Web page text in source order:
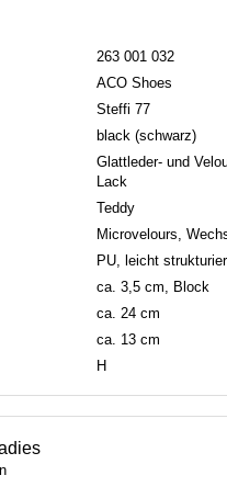
263 001 032
ACO Shoes
Steffi 77
black (schwarz)
Glattleder- und
Lack
Teddy
Microvelours,
PU, leicht
ca. 3,5 cm, Block
ca. 24 cm
ca. 13 cm
H